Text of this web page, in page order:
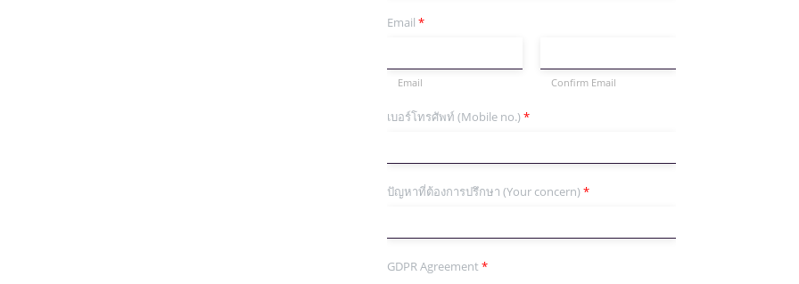
Email *
Email Confirm Email
เบอร์โทรศัพท์ (Mobile no.)*
ปัญหาที่ต้องการปรึกษา (Your concern)*
GDPR Agreement *